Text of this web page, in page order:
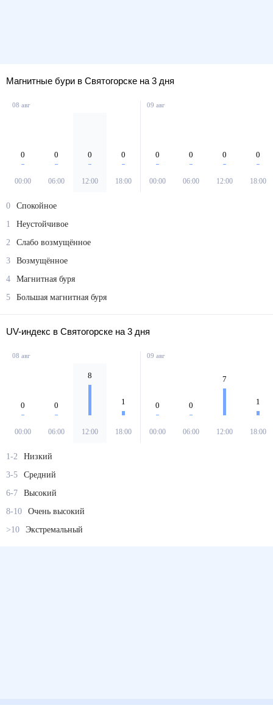
Магнитные бури в Святогорске на 3 дня
08 авг
0
00:00
0
06:00
0
12:00
0
18:00
09 авг
0
00:00
0
06:00
0
12:00
0
18:00
0
Спокойное
1
Неустойчивое
2
Слабо возмущённое
3
Возмущённое
4
Магнитная буря
5
Большая магнитная буря
UV-индекс в Святогорске на 3 дня
08 авг
0
00:00
0
06:00
8
12:00
1
18:00
09 авг
0
00:00
0
06:00
7
12:00
1
18:00
1-2
Низкий
3-5
Средний
6-7
Высокий
8-10
Очень высокий
>10
Экстремальный